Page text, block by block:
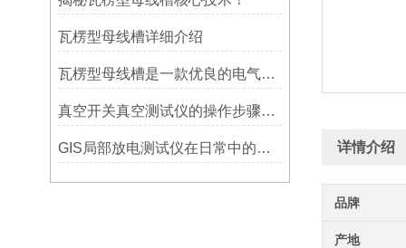
瓦楞型母线槽详细介绍
瓦楞型母线槽是一款优良的电气设备
真空开关真空测试仪的操作步骤及事项
GIS局部放电测试仪在日常中的维护小方法有哪些呢 详情介绍
品牌
产地